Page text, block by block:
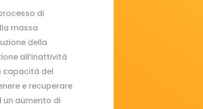
di
massa
della
all’inattività
capacità del
e recuperare
un aumento di